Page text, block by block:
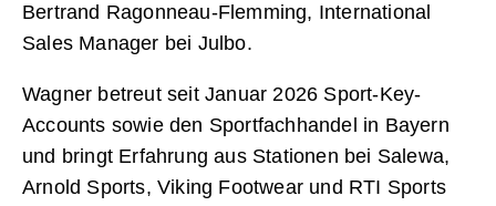
Bertrand Ragonneau-Flemming, International
Sales Manager bei Julbo.
Wagner betreut seit Januar 2026 Sport-Key-
Accounts sowie den Sportfachhandel in Bayern
und bringt Erfahrung aus Stationen bei Salewa,
Arnold Sports, Viking Footwear und RTI Sports